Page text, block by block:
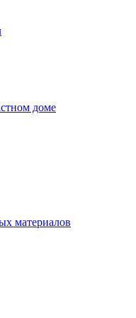
доме
материалов